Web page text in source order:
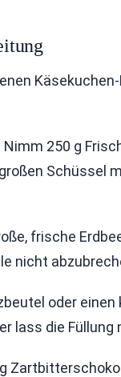
Nimm 250 g
Schüssel
frische
nicht
oder
lass die Füllung